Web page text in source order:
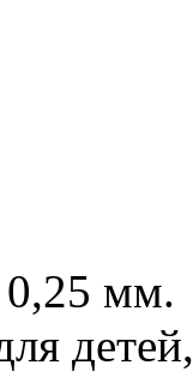
мм.